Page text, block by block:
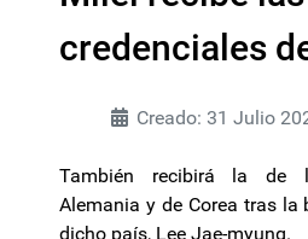
credenciales
Creado: 31 Julio
También recibirá la de
Alemania y de Corea tras la
dicho país, Lee Jae-myung.